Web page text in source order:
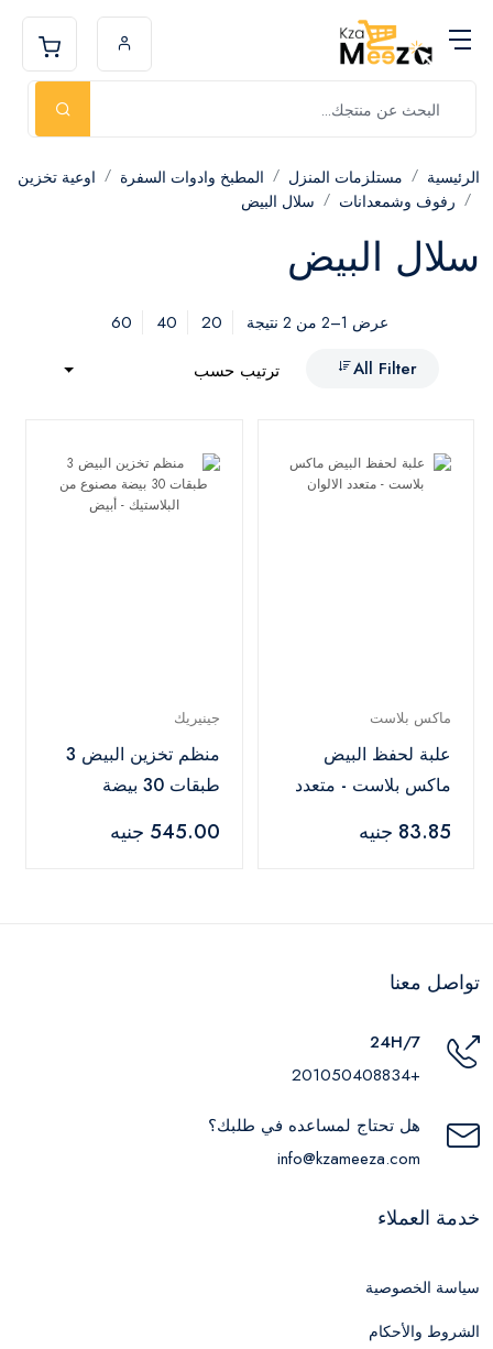
الرئيسية مستلزمات المنزل المطبخ وادوات السفرة
اوعية تخزين
رفوف وشمعدانات
سلال البيض
سلال البيض
عرض 1–2 من 2 نتيجة 20
40
60
All Filter
ترتيب حسب
ماكس بلاست
علبة لحفظ البيض
ماكس بلاست - متعدد
83.85 جنيه
جينيريك
منظم تخزين البيض 3
طبقات 30 بيضة
أبيض
545.00 جنيه
تواصل معنا
24H/7
+201050408834
هل تحتاج لمساعده في طلبك؟
info@kzameeza.com
خدمة العملاء
سياسة الخصوصية
الشروط والأحكام